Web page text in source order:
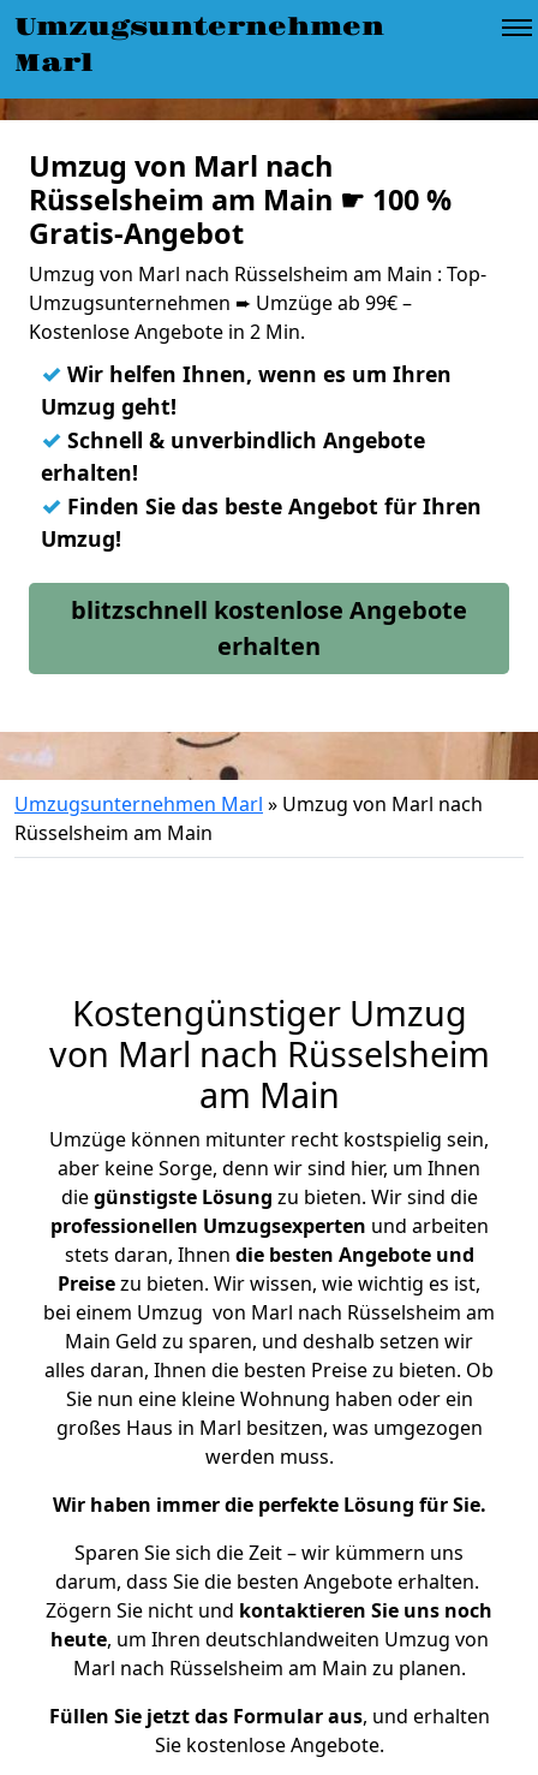
Umzugsunternehmen
Marl
Umzug von Marl nach
Rüsselsheim am Main ☛ 100 %
Gratis-Angebot
Umzug von Marl nach Rüsselsheim am Main : Top-
Umzugsunternehmen ➨ Umzüge ab 99€ –
Kostenlose Angebote in 2 Min.
✓ Wir helfen Ihnen, wenn es um Ihren
Umzug geht!
✓ Schnell & unverbindlich Angebote
erhalten!
✓ Finden Sie das beste Angebot für Ihren
Umzug!
blitzschnell kostenlose Angebote
erhalten
Umzugsunternehmen Marl » Umzug von Marl nach
Rüsselsheim am Main
Kostengünstiger Umzug
von Marl nach Rüsselsheim
am Main
Umzüge können mitunter recht kostspielig sein,
aber keine Sorge, denn wir sind hier, um Ihnen
diegünstigste Lösung zu bieten. Wir sind die
professionellen Umzugsexperten und arbeiten
stets daran, Ihnen die besten Angebote und
Preisezu bieten. Wir wissen, wie wichtig es ist,
bei einem Umzug von Marl nach Rüsselsheim am
Main Geld zu sparen, und deshalb setzen wir
alles daran, Ihnen die besten Preise zu bieten. Ob
Sie nun eine kleine Wohnung haben oder ein
großes Haus in Marl besitzen, was umgezogen
werden muss.
Wir haben immer die perfekte Lösung für Sie.
Sparen Sie sich die Zeit – wir kümmern uns
darum, dass Sie die besten Angebote erhalten.
Zögern Sie nicht und kontaktieren Sie uns noch
heute, um Ihren deutschlandweiten Umzug von
Marl nach Rüsselsheim am Main zu planen.
Füllen Sie jetzt das Formular aus, und erhalten
Sie kostenlose Angebote.